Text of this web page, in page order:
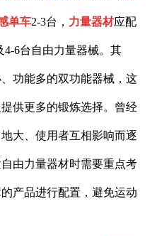
单车2-3台 ， 力量器材应配
4-6台 自由力量器械。其
功能多的双功能器械，这
供更多的锻炼选择。曾经
大、使用者互相影响而逐
由力量器材时需要重点考
产品进行配置，避免运动